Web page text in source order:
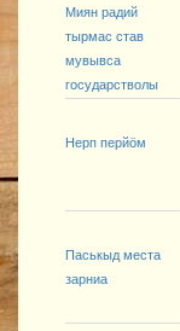
Миян радий
тырмас став
мувывса
государстволы
Нерп перйӧм
Паськыд места
зарниа